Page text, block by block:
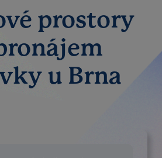
prostory
u Brna